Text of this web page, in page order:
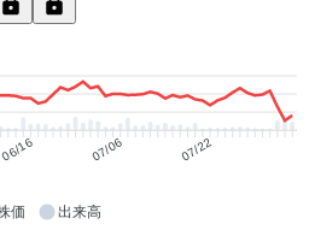
06/16 07/06 07/22
価 出来高